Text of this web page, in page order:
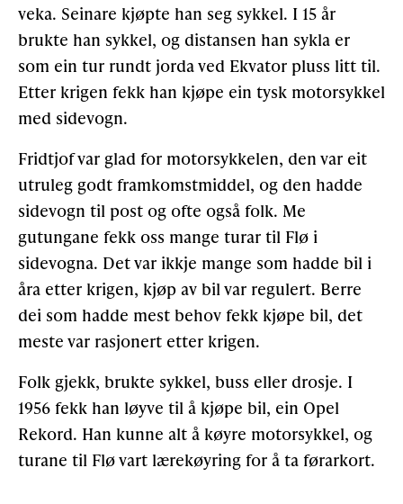
veka. Seinare kjøpte han seg sykkel. I 15 år
brukte han sykkel, og distansen han sykla er
som ein tur rundt jorda ved Ekvator pluss litt til.
Etter krigen fekk han kjøpe ein tysk motorsykkel
med sidevogn.
Fridtjof var glad for motorsykkelen, den var eit
utruleg godt framkomstmiddel, og den hadde
sidevogn til post og ofte også folk. Me
gutungane fekk oss mange turar til Flø i
sidevogna. Det var ikkje mange som hadde bil i
åra etter krigen, kjøp av bil var regulert. Berre
dei som hadde mest behov fekk kjøpe bil, det
meste var rasjonert etter krigen.
Folk gjekk, brukte sykkel, buss eller drosje. I
1956 fekk han løyve til å kjøpe bil, ein Opel
Rekord. Han kunne alt å køyre motorsykkel, og
turane til Flø vart lærekøyring for å ta førarkort.